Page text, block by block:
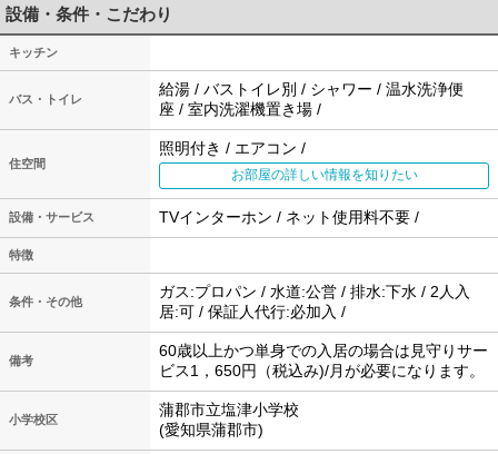
設備・条件・こだわり
キッチン
バス・トイレ
給湯 / バストイレ別 / シャワー / 温水洗浄便
座 / 室内洗濯機置き場 /
住空間
照明付き / エアコン /
お部屋の詳しい情報を知りたい
設備・サービス TVインターホン / ネット使用料不要 /
特徴
条件・その他
ガス:プロパン / 水道:公営 / 排水:下水 / 2人入
居:可 / 保証人代行:必加入 /
備考
60歳以上かつ単身での入居の場合は見守りサー
ビス1，650円（税込み)/月が必要になります。
小学校区
蒲郡市立塩津小学校
(愛知県蒲郡市)